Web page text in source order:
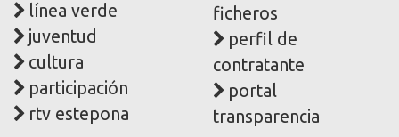
línea verde
juventud
cultura
participación
rtv estepona
ficheros
perfil de
contratante
portal
transparencia